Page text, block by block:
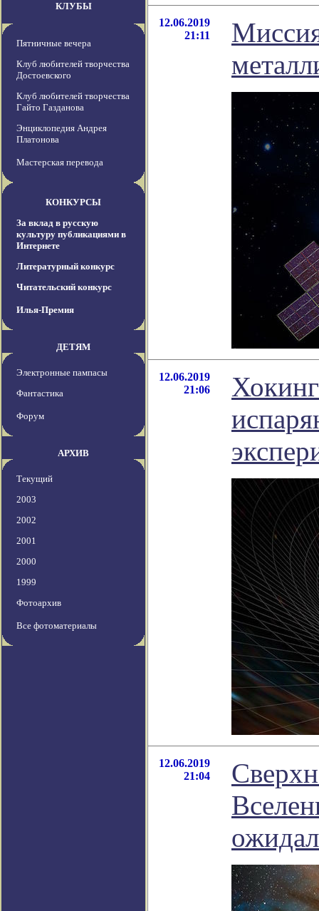
КЛУБЫ
Пятничные вечера
Клуб любителей творчества
Достоевского
Клуб любителей творчества
Гайто Газданова
Энциклопедия Андрея
Платонова
Мастерская перевода
КОНКУРСЫ
За вклад в русскую
культуру публикациями в
Интернете
Литературный конкурс
Читательский конкурс
Илья-Премия
ДЕТЯМ
Электронные пампасы
Фантастика
Форум
АРХИВ
Текущий
2003
2002
2001
2000
1999
Фотоархив
Все фотоматериалы
12.06.2019
21:11
12.06.2019
21:06
12.06.2019
21:04